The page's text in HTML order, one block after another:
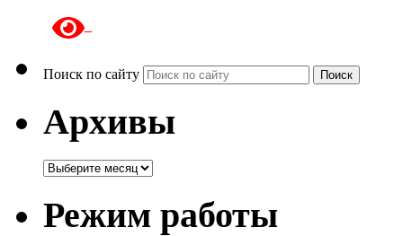
Поиск по сайту Поиск
Архивы
Архивы
Режим работы